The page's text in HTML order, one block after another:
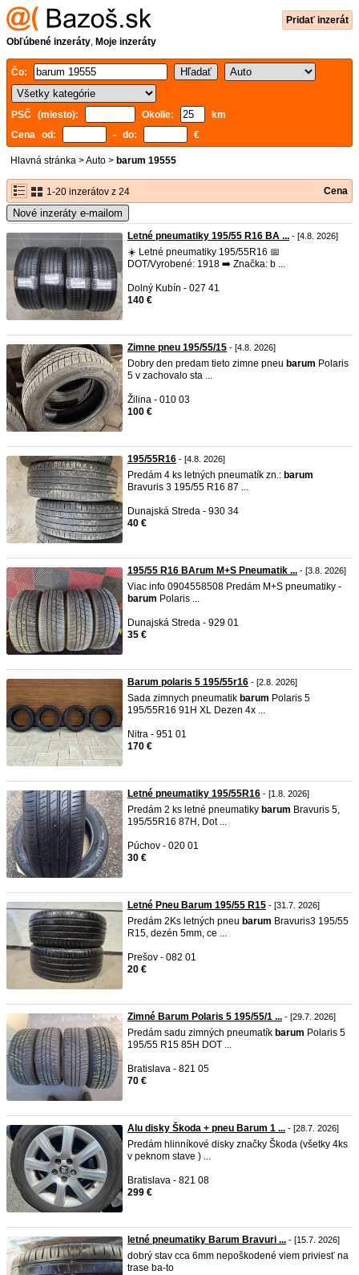
Pridať inzerát
Obľúbené inzeráty, Moje inzeráty
Čo:
PSČ (miesto): Okolie:
km
Cena od:
- do: €
Hlavná stránka >Auto > barum 19555
1-20 inzerátov z 24 Cena
Nové inzeráty e-mailom
Letné pneumatiky 195/55 R16 BA ... - [4.8. 2026]
☀️ Letné pneumatiky 195/55R16 📅
DOT/Vyrobené: 1918 ➡️ Značka: b ...
Dolný Kubín - 027 41
140 €
Zimne pneu 195/55/15 - [4.8. 2026]
Dobry den predam tieto zimne pneu barum Polaris
5 v zachovalo sta ...
Žilina - 010 03
100 €
195/55R16 - [4.8. 2026]
Predám 4 ks letných pneumatík zn.: barum
Bravuris 3 195/55 R16 87 ...
Dunajská Streda - 930 34
40 €
195/55 R16 BArum M+S Pneumatik ... - [3.8. 2026]
Viac info 0904558508 Predám M+S pneumatiky -
barum Polaris ...
Dunajská Streda - 929 01
35 €
Barum polaris 5 195/55r16 - [2.8. 2026]
Sada zimnych pneumatik barum Polaris 5
195/55R16 91H XL Dezen 4x ...
Nitra - 951 01
170 €
Letné pneumatiky 195/55R16 - [1.8. 2026]
Predám 2 ks letné pneumatiky barum Bravuris 5,
195/55R16 87H, Dot ...
Púchov - 020 01
30 €
Letné Pneu Barum 195/55 R15 - [31.7. 2026]
Predám 2Ks letných pneu barum Bravuris3 195/55
R15, dezén 5mm, ce ...
Prešov - 082 01
20 €
Zimné Barum Polaris 5 195/55/1 ... - [29.7. 2026]
Predám sadu zimných pneumatík barum Polaris 5
195/55 R15 85H DOT ...
Bratislava - 821 05
70 €
Alu disky Škoda + pneu Barum 1 ... - [28.7. 2026]
Predám hlinníkové disky značky Škoda (všetky 4ks
v peknom stave ) ...
Bratislava - 821 08
299 €
letné pneumatiky Barum Bravuri ... - [15.7. 2026]
dobrý stav cca 6mm nepoškodené viem priviesť na
trase ba-to